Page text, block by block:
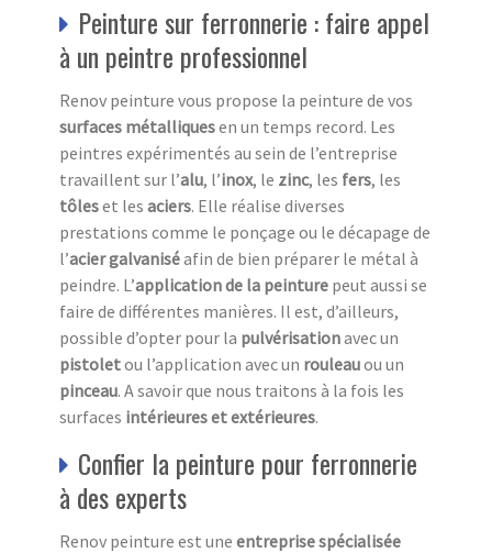
Peinture sur ferronnerie : faire appel
à un peintre professionnel
Renov peinture vous propose la peinture de vos
surfaces métalliquesen un temps record. Les
peintres expérimentés au sein de l’entreprise
travaillent sur l’alu, l’inox, le zinc, les fers, les
tôleset les aciers. Elle réalise diverses
prestations comme le ponçage ou le décapage de
l’acier galvaniséafin de bien préparer le métal à
peindre. L’application de la peinture peut aussi se
faire de différentes manières. Il est, d’ailleurs,
possible d’opter pour la pulvérisationavec un
pistoletou l’application avec un rouleauou un
pinceau. A savoir que nous traitons à la fois les
surfaces intérieures et extérieures.
Confier la peinture pour ferronnerie
à des experts
Renov peinture est une entreprise spécialisée